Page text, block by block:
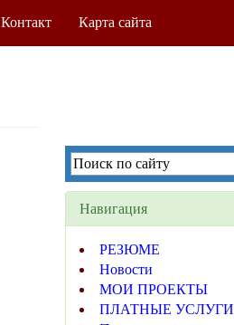
Контакт Карта сайта
Навигация
РЕЗЮМЕ
Новости
МОИ ПРОЕКТЫ
ПЛАТНЫЕ УСЛУГИ